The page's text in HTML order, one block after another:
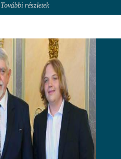
További részletek